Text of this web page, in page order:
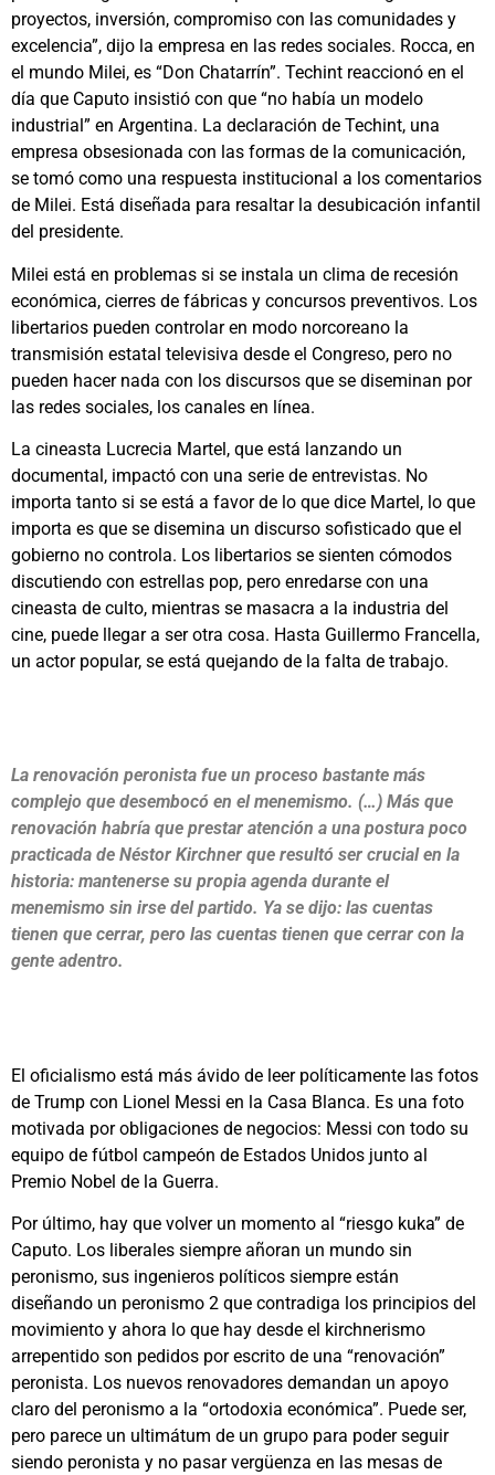
proyectos, inversión, compromiso con las comunidades y
excelencia”, dijo la empresa en las redes sociales. Rocca, en
el mundo Milei, es “Don Chatarrín”. Techint reaccionó en el
día que Caputo insistió con que “no había un modelo
industrial” en Argentina. La declaración de Techint, una
empresa obsesionada con las formas de la comunicación,
se tomó como una respuesta institucional a los comentarios
de Milei. Está diseñada para resaltar la desubicación infantil
del presidente.
Milei está en problemas si se instala un clima de recesión
económica, cierres de fábricas y concursos preventivos. Los
libertarios pueden controlar en modo norcoreano la
transmisión estatal televisiva desde el Congreso, pero no
pueden hacer nada con los discursos que se diseminan por
las redes sociales, los canales en línea.
La cineasta Lucrecia Martel, que está lanzando un
documental, impactó con una serie de entrevistas. No
importa tanto si se está a favor de lo que dice Martel, lo que
importa es que se disemina un discurso sofisticado que el
gobierno no controla. Los libertarios se sienten cómodos
discutiendo con estrellas pop, pero enredarse con una
cineasta de culto, mientras se masacra a la industria del
cine, puede llegar a ser otra cosa. Hasta Guillermo Francella,
un actor popular, se está quejando de la falta de trabajo.
La renovación peronista fue un proceso bastante más
complejo que desembocó en el menemismo. (…) Más que
renovación habría que prestar atención a una postura poco
practicada de Néstor Kirchner que resultó ser crucial en la
historia: mantenerse su propia agenda durante el
menemismo sin irse del partido. Ya se dijo: las cuentas
tienen que cerrar, pero las cuentas tienen que cerrar con la
gente adentro.
El oficialismo está más ávido de leer políticamente las fotos
de Trump con Lionel Messi en la Casa Blanca. Es una foto
motivada por obligaciones de negocios: Messi con todo su
equipo de fútbol campeón de Estados Unidos junto al
Premio Nobel de la Guerra.
Por último, hay que volver un momento al “riesgo kuka” de
Caputo. Los liberales siempre añoran un mundo sin
peronismo, sus ingenieros políticos siempre están
diseñando un peronismo 2 que contradiga los principios del
movimiento y ahora lo que hay desde el kirchnerismo
arrepentido son pedidos por escrito de una “renovación”
peronista. Los nuevos renovadores demandan un apoyo
claro del peronismo a la “ortodoxia económica”. Puede ser,
pero parece un ultimátum de un grupo para poder seguir
siendo peronista y no pasar vergüenza en las mesas de